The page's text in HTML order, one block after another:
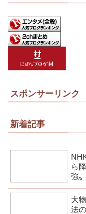
スポンサーリンク
新着記事
ら
強
大
法